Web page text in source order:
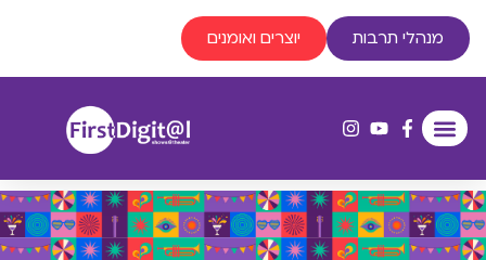
מנהלי תרבות יוצרים ואומנים